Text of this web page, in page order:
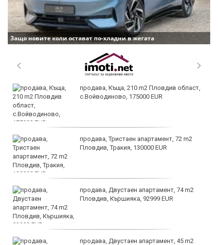
Защо новите коли остават по-хладни в жегата
продава, Къща, 210 m2 Пловдив област,
с.Войводиново, 175000 EUR
продава, Тристаен апартамент, 72 m2
Пловдив, Тракия, 130000 EUR
продава, Двустаен апартамент, 74 m2
Пловдив, Кършияка, 92999 EUR
продава, Двустаен апартамент, 45 m2